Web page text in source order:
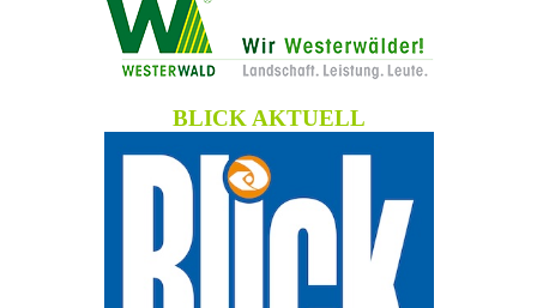
BLICK AKTUELL